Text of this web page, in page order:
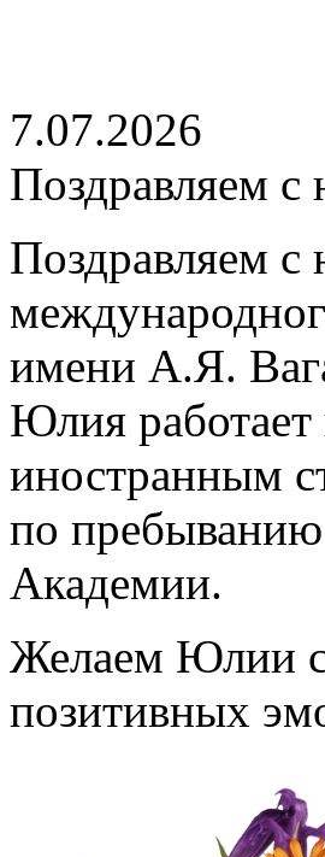
7.07.2026
Поздравляем
Поздравляем
имени А.Я.
Юлия
иностранным
по
Академии.
Желаем Юлии
позитивных